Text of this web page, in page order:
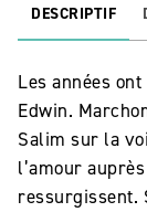
DESCRIPTIF
Les années
Edwin.
Salim sur la
l’amour
ressurgissent.